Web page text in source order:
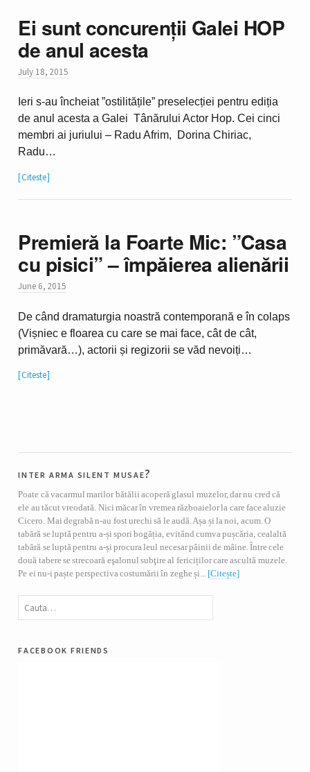
Ei sunt concurenții Galei HOP
de anul acesta
July 18, 2015
Ieri s-au încheiat ”ostilitățile” preselecției pentru ediția
de anul acesta a Galei Tânărului Actor Hop. Cei cinci
membri ai juriului – Radu Afrim, Dorina Chiriac,
Radu…
Citeste
Premieră la Foarte Mic: ”Casa
cu pisici” – împăierea alienării
June 6, 2015
De când dramaturgia noastră contemporană e în colaps
(Vișniec e floarea cu care se mai face, cât de cât,
primăvară…), actorii și regizorii se văd nevoiți…
Citeste
inter arma silent musae?
Poate că vacarmul marilor bătălii acoperă glasul muzelor, dar nu cred că
ele au tăcut vreodată. Nici măcar în vremea războaielor la care face aluzie
Cicero. Mai degrabă n-au fost urechi să le audă. Așa și la noi, acum. O
tabără se luptă pentru a-și spori bogăția, evitând cumva pușcăria, cealaltă
tabără se luptă pentru a-și procura leul necesar pâinii de mâine. Între cele
două tabere se strecoară eşalonul subţire al fericiților care ascultă muzele.
Pe ei nu-i paște perspectiva costumării în zeghe și... [Citește]
facebook friends